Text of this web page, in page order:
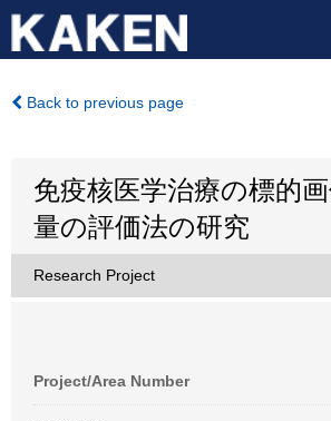
Back to previous page
免疫核医学治療の標的
量の評価法の研究
Research Project
Project/Area Number